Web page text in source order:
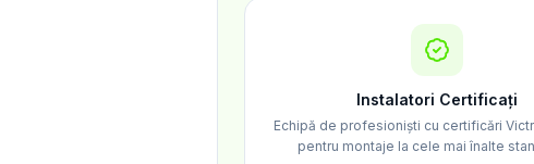
Instalatori Certificați
Echipă de profesioniști cu certificări
pentru montaje la cele mai înalte